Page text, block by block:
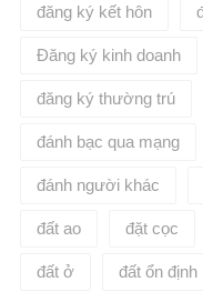
đăng ký kết hôn
Đăng ký kinh doanh
đăng ký thường trú
đánh bạc qua mạng
đánh người khác
đất ao đặt cọc
đất ở đất ổn định